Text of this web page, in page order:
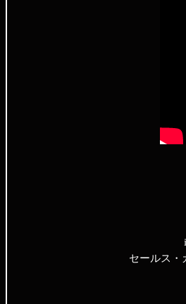
セールス・